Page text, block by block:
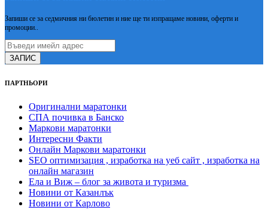
Запиши се за седмичния ни бюлетин и ние ще ти изпращаме новини, оферти и
промоции..
ЗАПИС
ПАРТНЬОРИ
Оригинални маратонки
СПА почивка в Банско
Маркови маратонки
Интересни Факти
Онлайн Маркови маратонки
SEO оптимизация , изработка на уеб сайт , изработка на
онлайн магазин
Ела и Виж – блог за живота и туризма
Новини от Казанлък
Новини от Карлово